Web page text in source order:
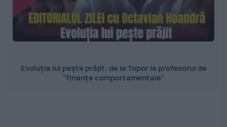
Evoluția lui pește prăjit: de la Topor la profesorul de
”finanțe comportamentale”